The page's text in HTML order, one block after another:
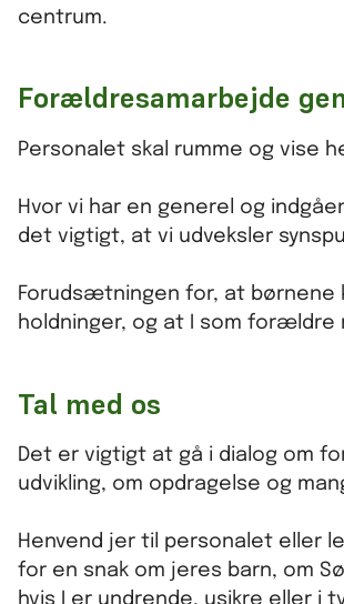
centrum.
Forældresamarbejde
Personalet skal rumme og vise
Hvor vi har en generel og
det vigtigt, at vi udveksler
Forudsætningen for, at børnene
holdninger, og at I som
Tal med os
Det er vigtigt at gå i dialog om
udvikling, om opdragelse og
Henvend jer til personalet eller
for en snak om jeres barn, om
hvis I er undrende, usikre eller